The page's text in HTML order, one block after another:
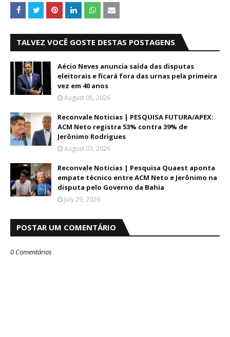
TALVEZ VOCÊ GOSTE DESTAS POSTAGENS
Aécio Neves anuncia saída das disputas
eleitorais e ficará fora das urnas pela primeira
vez em 40 anos
August 05, 2026
Reconvale Noticias | PESQUISA FUTURA/APEX:
ACM Neto registra 53% contra 39% de
Jerônimo Rodrigues
August 03, 2026
Reconvale Noticias | Pesquisa Quaest aponta
empate técnico entre ACM Neto e Jerônimo na
disputa pelo Governo da Bahia
July 29, 2026
POSTAR UM COMENTÁRIO
0 Comentários